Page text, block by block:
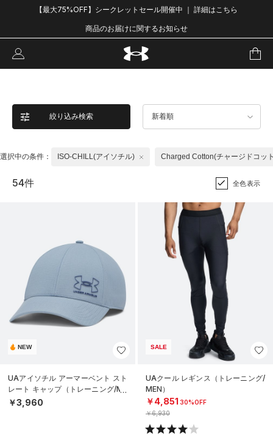
【最大75%OFF】シークレットセール開催中 ｜ 詳細はこちら
商品のお届けに関するお知らせ
絞り込み検索 新着順
選択中の条件： ISO-CHILL(アイソチル) Charged Cotton(チャージドコッ
54件 全色表示
NEW
UAアイソチル アーマーベント スト
レート キャップ（トレーニング/ME
N）
￥3,960
SALE
UAクール レギンス（トレーニング/
MEN）
￥4,851 30%OFF
￥6,930